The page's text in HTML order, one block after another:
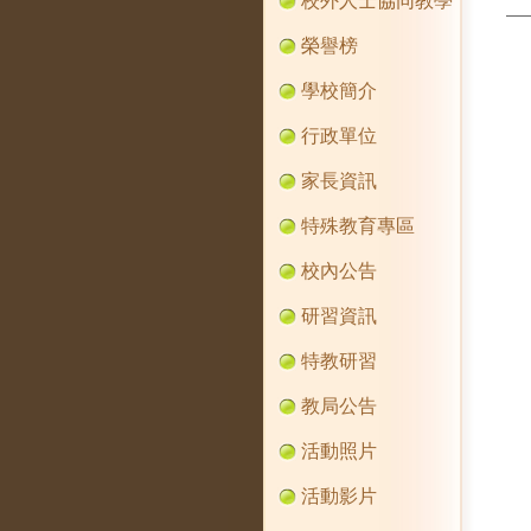
榮譽榜
學校簡介
行政單位
家長資訊
特殊教育專區
校內公告
研習資訊
特教研習
教局公告
活動照片
活動影片